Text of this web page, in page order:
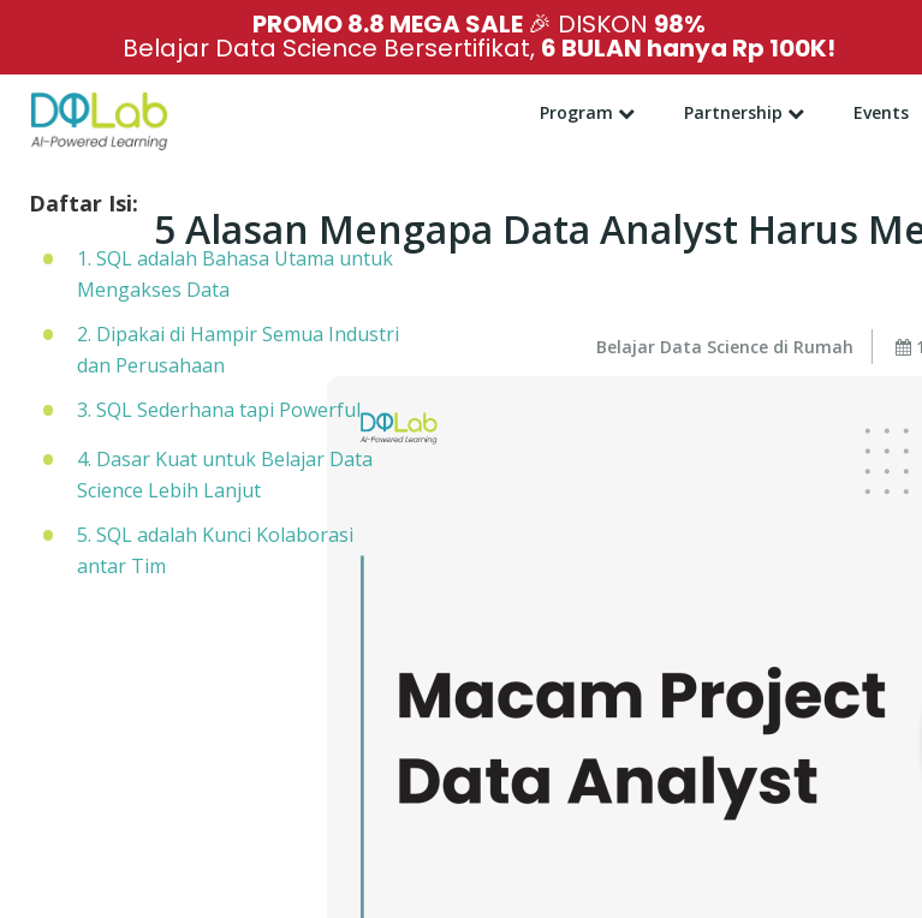
PROMO 8.8 MEGA SALE 🎉 DISKON 98%
Belajar Data Science Bersertifikat, 6 BULAN hanya Rp 100K!
Program Partnership Events
5 Alasan Mengapa Data Analyst Harus
Belajar Data Science di Rumah
Daftar Isi:
1. SQL adalah Bahasa Utama untuk
Mengakses Data
2. Dipakai di Hampir Semua Industri
dan Perusahaan
3. SQL Sederhana tapi Powerful
4. Dasar Kuat untuk Belajar Data
Science Lebih Lanjut
5. SQL adalah Kunci Kolaborasi
antar Tim